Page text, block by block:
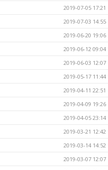
2019-07-05 17:21
2019-07-03 14:55
2019-06-20 19:06
2019-06-12 09:04
2019-06-03 12:07
2019-05-17 11:44
2019-04-11 22:51
2019-04-09 19:26
2019-04-05 23:14
2019-03-21 12:42
2019-03-14 14:52
2019-03-07 12:07